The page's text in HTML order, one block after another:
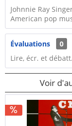
Johnnie Ray
American pop
Évaluations
0
Lire, écr. et
Voir